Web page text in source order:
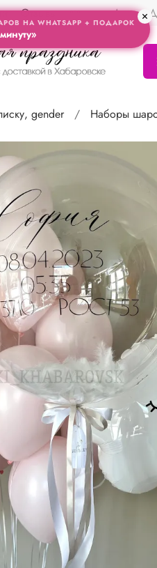
Отзывы Адрес
gender Наборы
НА WHATSAPP + ПОДАРОК